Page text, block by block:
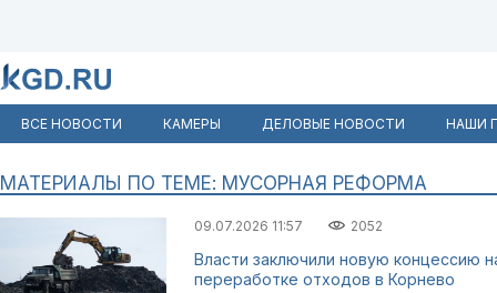
ВСЕ НОВОСТИ КАМЕРЫ ДЕЛОВЫЕ НОВОСТИ НАШИ
МАТЕРИАЛЫ ПО ТЕМЕ: МУСОРНАЯ РЕФОРМА
09.07.2026 11:57 2052
Власти заключили новую концессию
переработке отходов в Корнево